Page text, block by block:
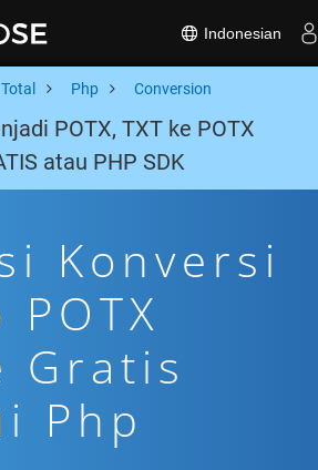
Indonesian
Php Conversion
POTX, TXT ke POTX
atau PHP SDK
Konversi
POTX
Gratis
Php